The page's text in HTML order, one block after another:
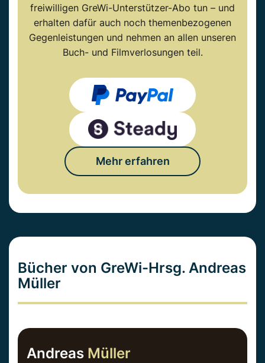
freiwilligen GreWi-Unterstützer-Abo tun – und
erhalten dafür auch noch themenbezogenen
Gegenleistungen und nehmen an allen unseren
Buch- und Filmverlosungen teil.
Mehr erfahren
Bücher von GreWi-Hrsg. Andreas
Müller
Andreas Müller